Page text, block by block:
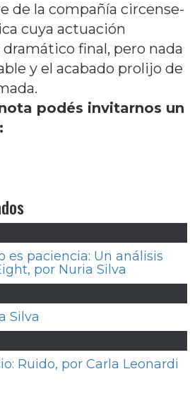
de la compañía circense-
cuya actuación
final, pero nada
y el acabado prolijo de
podés invitarnos un
es paciencia: Un análisis
por Nuria Silva
Silva
Ruido, por Carla Leonardi